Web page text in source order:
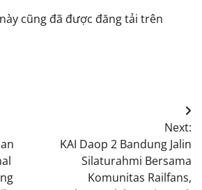
cũng đã được đăng tải trên
Next:
KAI Daop 2 Bandung Jalin
Silaturahmi Bersama
Komunitas Railfans,